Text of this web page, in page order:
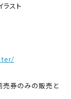
スト
売券のみの販売と